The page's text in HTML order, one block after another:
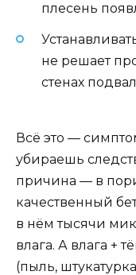
плесень
не решает
стенах
Всё это —
убираешь
причина — в
качественный
в нём тысячи
влага. А влага +
(пыль,